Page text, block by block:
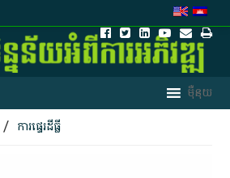
/ ការផ្ទេរដីធ្លី